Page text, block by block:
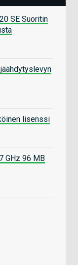
SE Suoritin
lisenssi
GHz 96 MB